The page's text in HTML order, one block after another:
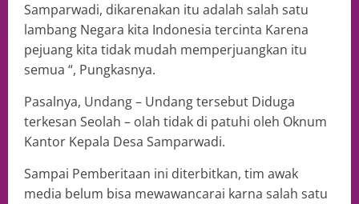
Samparwadi, dikarenakan itu adalah salah satu
lambang Negara kita Indonesia tercinta Karena
pejuang kita tidak mudah memperjuangkan itu
semua “, Pungkasnya.
Pasalnya, Undang – Undang tersebut Diduga
terkesan Seolah – olah tidak di patuhi oleh Oknum
Kantor Kepala Desa Samparwadi.
Sampai Pemberitaan ini diterbitkan, tim awak
media belum bisa mewawancarai karna salah satu